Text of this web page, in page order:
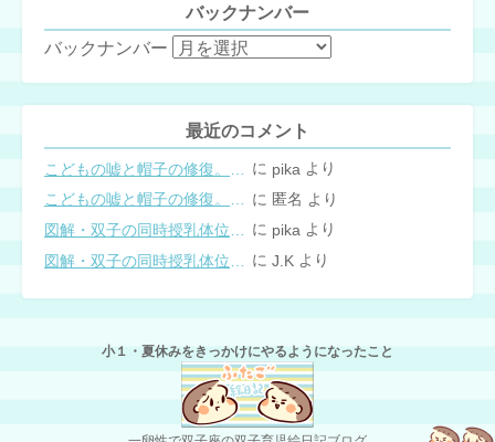
バックナンバー
バックナンバー
最近のコメント
に pika より
こどもの嘘と帽子の修復。キャップのツバが破れた時の直し方 に 匿名 より
に pika より
に J.K より
小１・夏休みをきっかけにやるようになったこと